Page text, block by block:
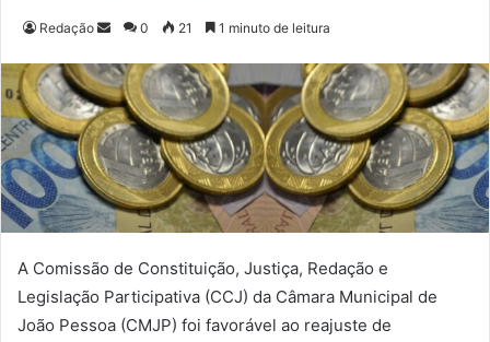
Redação
n
d
e
u
m
e
-
m
a
0 21 1 minuto de leitura
A Comissão de Constituição, Justiça, Redação e
Legislação Participativa (CCJ) da Câmara Municipal de
João Pessoa (CMJP) foi favorável ao reajuste de